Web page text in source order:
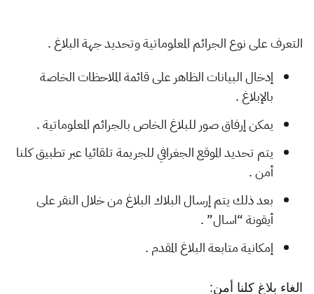
التعرف على نوع الجرائم المعلوماتية وتحديد جهة البلاغ .
إدخال البيانات الظاهر على قائمة الملاحظات الخاصة
بالإبلاغ .
يمكن إرفاق صور للبلاغ الخاص بالجرائم المعلوماتية .
يتم تحديد الموقع الجغرافي للجريمة تلقائيا عبر تطبيق كلنا
أمن .
بعد ذلك يتم إرسال البلاك البلاغ من خلال النقر على
أيقونة “اسال” .
إمكانية متابعة البلاغ المقدم .
الغاء بلاغ كلنا أمن: